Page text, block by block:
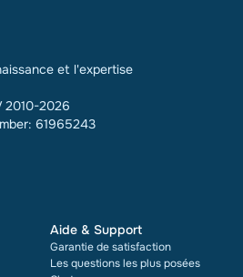
et l'expertise
2026
61965243
Aide & Support
Garantie de satisfaction
Les questions les plus posées